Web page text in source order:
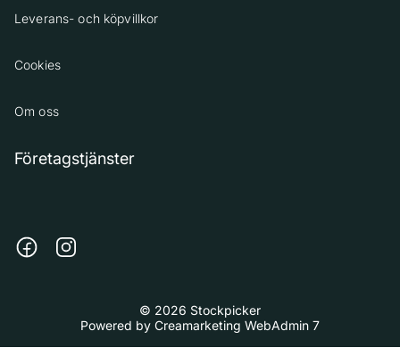
Leverans- och köpvillkor
Cookies
Om oss
Företagstjänster
© 2026 Stockpicker
Powered by Creamarketing WebAdmin 7